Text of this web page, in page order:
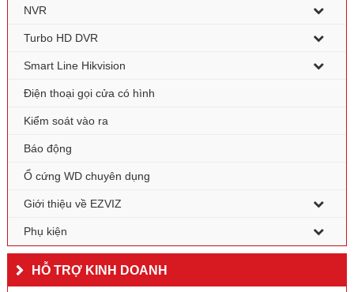
NVR
Turbo HD DVR
Smart Line Hikvision
Điện thoại gọi cửa có hình
Kiểm soát vào ra
Báo động
Ổ cứng WD chuyên dụng
Giới thiệu về EZVIZ
Phụ kiện
HỖ TRỢ KINH DOANH